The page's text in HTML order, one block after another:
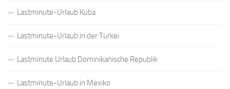
Lastminute-Urlaub Kuba
Lastminute-Urlaub in der Türkei
Lastminute Urlaub Dominikanische Republik
Lastminute-Urlaub in Mexiko